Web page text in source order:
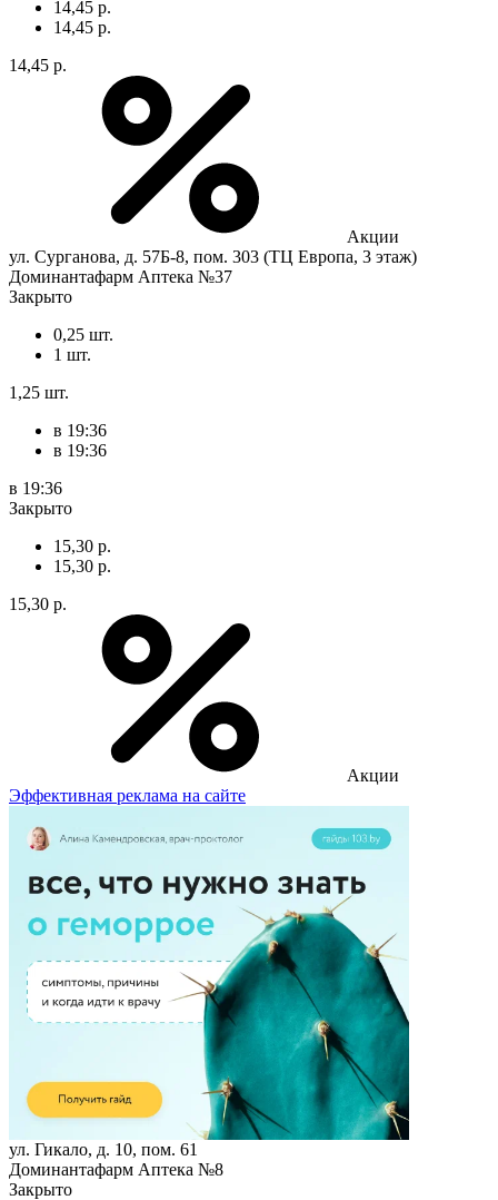
14,45 р.
14,45 р.
14,45 р.
Акции
ул. Сурганова, д. 57Б-8, пом. 303 (ТЦ Европа, 3 этаж)
Доминантафарм Аптека №37
Закрыто
0,25 шт.
1 шт.
1,25 шт.
в 19:36
в 19:36
в 19:36
Закрыто
15,30 р.
15,30 р.
15,30 р.
Акции
Эффективная реклама на сайте
ул. Гикало, д. 10, пом. 61
Доминантафарм Аптека №8
Закрыто